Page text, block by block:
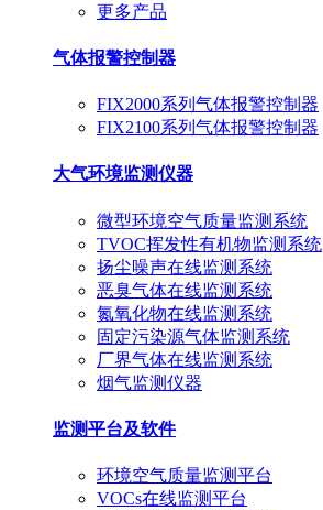
更多产品
气体报警控制器
FIX2000系列气体报警控制器
FIX2100系列气体报警控制器
大气环境监测仪器
微型环境空气质量监测系统
TVOC挥发性有机物监测系统
扬尘噪声在线监测系统
恶臭气体在线监测系统
氮氧化物在线监测系统
固定污染源气体监测系统
厂界气体在线监测系统
烟气监测仪器
监测平台及软件
环境空气质量监测平台
VOCs在线监测平台